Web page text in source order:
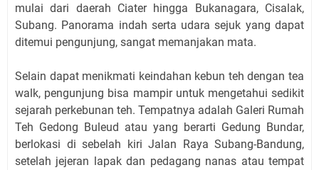
mulai dari daerah Ciater hingga Bukanagara, Cisalak,
Subang. Panorama indah serta udara sejuk yang dapat
ditemui pengunjung, sangat memanjakan mata.
Selain dapat menikmati keindahan kebun teh dengan tea
walk, pengunjung bisa mampir untuk mengetahui sedikit
sejarah perkebunan teh. Tempatnya adalah Galeri Rumah
Teh Gedong Buleud atau yang berarti Gedung Bundar,
berlokasi di sebelah kiri Jalan Raya Subang-Bandung,
setelah jejeran lapak dan pedagang nanas atau tempat